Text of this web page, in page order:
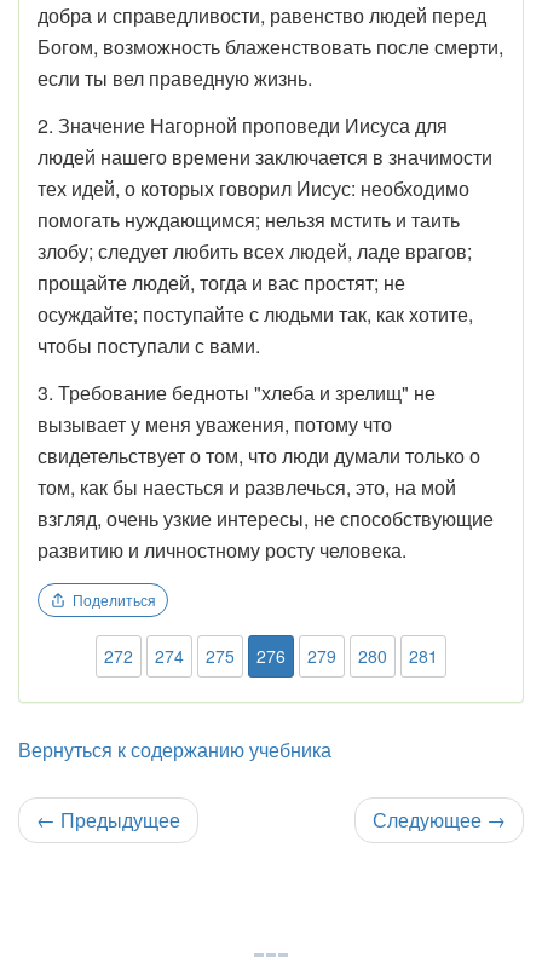
добра и справедливости, равенство людей перед
Богом, возможность блаженствовать после смерти,
если ты вел праведную жизнь.
2. Значение Нагорной проповеди Иисуса для
людей нашего времени заключается в значимости
тех идей, о которых говорил Иисус: необходимо
помогать нуждающимся; нельзя мстить и таить
злобу; следует любить всех людей, ладе врагов;
прощайте людей, тогда и вас простят; не
осуждайте; поступайте с людьми так, как хотите,
чтобы поступали с вами.
3. Требование бедноты "хлеба и зрелищ" не
вызывает у меня уважения, потому что
свидетельствует о том, что люди думали только о
том, как бы наесться и развлечься, это, на мой
взгляд, очень узкие интересы, не способствующие
развитию и личностному росту человека.
Поделиться
272 274 275 276 279 280 281
Вернуться к содержанию учебника
← Предыдущее Следующее →